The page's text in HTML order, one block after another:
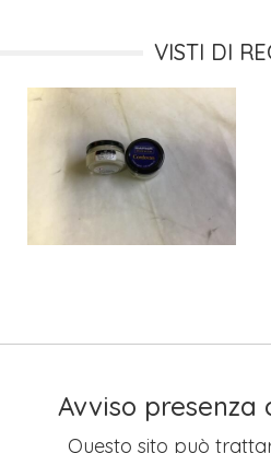
VISTI DI
Avviso presenza
Questo sito può